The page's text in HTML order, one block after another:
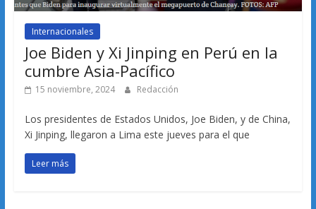
Internacionales
Joe Biden y Xi Jinping en Perú en la
cumbre Asia-Pacífico
15 noviembre, 2024 Redacción
Los presidentes de Estados Unidos, Joe Biden, y de China,
Xi Jinping, llegaron a Lima este jueves para el que
Leer más